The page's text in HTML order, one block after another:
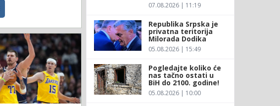
07.08.2026 | 11:19
Republika Srpska je
privatna teritorija
Milorada Dodika
05.08.2026 | 15:49
Pogledajte koliko će
nas tačno ostati u
BiH do 2100. godine!
05.08.2026 | 10:00